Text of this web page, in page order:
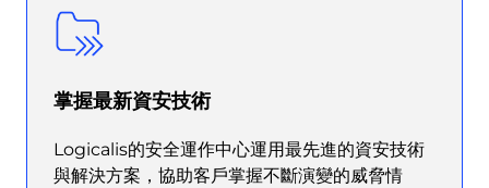
掌握最新資安技術
Logicalis的安全運作中心運用最先進的資安技術
與解決方案，協助客戶掌握不斷演變的威脅情